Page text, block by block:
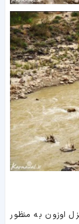
قزل اوزون به منظور